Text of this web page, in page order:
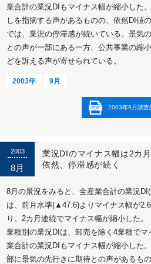
業合計の業況DIもマイナス幅が縮小した
しを指摘する声があるものの、依然DI値
では、業況の停滞感が続いている。景気
との声が一部にある一方、公共事業の縮
どを訴える声が寄せられている。
2003年 9月
2003年9月調査
2003
8月
業況DIのマイナス幅は2カ
依然、停滞感が続く
8月の景況をみると、全産業合計の業況
は、前月水準(▲47.6)よりマイナス幅が
り、2カ月連続でマイナス幅が縮小した。
業種別の業況DIは、卸売を除く4業種で
業合計の業況DIもマイナス幅が縮小した
部に景気の先行きに期待との声があるも